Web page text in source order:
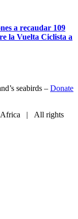
a recaudar 109
la Vuelta Ciclista a
seabirds – Donate
| All rights